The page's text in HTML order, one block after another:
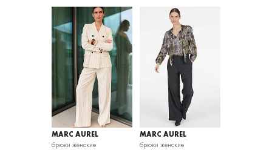
MARC AUREL
брюки женские
MARC AUREL
брюки женские